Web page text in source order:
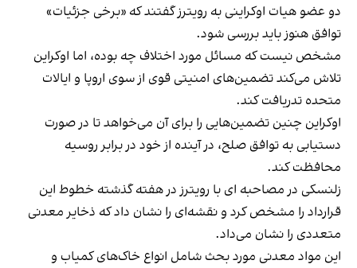
دو عضو هیات اوکراینی به رویترز گفتند که «برخی جزئیات»
توافق هنوز باید بررسی شود.
مشخص نیست که مسائل مورد اختلاف چه بوده، اما اوکراین
تلاش می‌کند تضمین‌های امنیتی قوی از سوی اروپا و ایالات
متحده تدریافت کند.
اوکراین چنین تضمین‌هایی را برای آن می‌خواهد تا در صورت
دستیابی به توافق صلح، در آینده از خود در برابر روسیه
محافظت کند.
زلنسکی در مصاحبه ای با رویترز در هفته گذشته خطوط این
قرارداد را مشخص کرد و نقشه‌ای را نشان داد که ذخایر معدنی
متعددی را نشان می‌داد.
این مواد معدنی مورد بحث شامل انواع خاک‌های کمیاب و